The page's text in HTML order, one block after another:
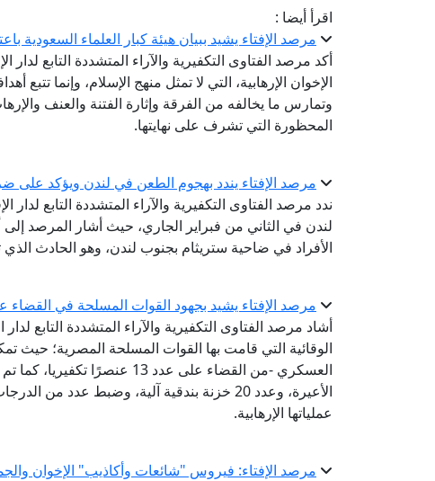
اقرأ أيضا :
مرصد الإفتاء يشيد ببيان هيئة كبار العلماء السعودية
أكد مرصد الفتاوى التكفيرية والآراء المتشددة التابع
الإخوان الإرهابية، التي لا تمثل منهج الإسلام، وإنما تتبع
وتمارس ما يخالفه من الفرقة وإثارة الفتنة والعنف
المحظورة التي تشرف على نهايتها.
مرصد الإفتاء يندد بهجوم الطعن في لندن ويؤكد على
ندد مرصد الفتاوى التكفيرية والآراء المتشددة التابع
لندن في الثاني من فبراير الجاري، حيث أشار المرصد
الأفراد في ضاحية ستريثام بجنوب لندن، وهو الحادث الذي
مرصد الإفتاء يشيد بجهود القوات المسلحة في القضاء
أشاد مرصد الفتاوى التكفيرية والآراء المتشددة التابع
الوقائية التي قامت بها القوات المسلحة المصرية؛ حيث
الأعيرة، وعدد 20 خزنة بندقية آلية، وضبط عدد
عملياتها الإرهابية.
مرصد الإفتاء: فيروس "شائعات وأكاذيب" الإخوان